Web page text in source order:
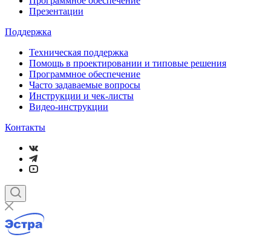
Презентации
Поддержка
Техническая поддержка
Помощь в проектировании и типовые решения
Программное обеспечение
Часто задаваемые вопросы
Инструкции и чек-листы
Видео-инструкции
Контакты